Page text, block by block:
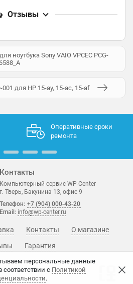
Отзывы
ноутбука Sony VAIO VPCEC PCG-
для HP 15-ay, 15-ac, 15-af
персональные данные
соответствии с Политикой
.
Оперативные сроки
ремонта
Контакты
Компьютерный сервис WP-Center
г. Тверь, Бакунина 13, офис 9
Телефон: +7 (904) 000-43-20
Email: info@wp-center.ru
О магазине
Гарантия
Контакты